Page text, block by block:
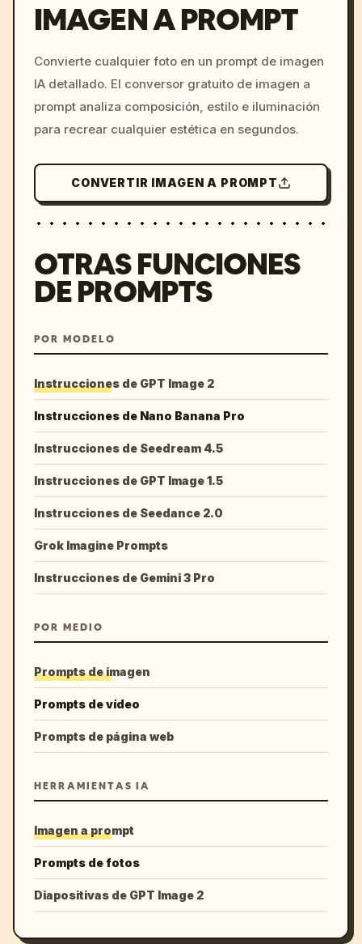
c, cyberpunk sunset, neon
colors, 8k --v 6.0
IMAGEN A PROMPT
Convierte cualquier foto en un prompt de imagen
IA detallado. El conversor gratuito de imagen a
prompt analiza composición, estilo e iluminación
para recrear cualquier estética en segundos.
CONVERTIR IMAGEN A PROMPT
OTRAS FUNCIONES
DE PROMPTS
POR MODELO
Instrucciones de GPT Image 2
Instrucciones de Nano Banana Pro
Instrucciones de Seedream 4.5
Instrucciones de GPT Image 1.5
Instrucciones de Seedance 2.0
Grok Imagine Prompts
Instrucciones de Gemini 3 Pro
POR MEDIO
Prompts de imagen
Prompts de vídeo
Prompts de página web
HERRAMIENTAS IA
Imagen a prompt
Prompts de fotos
Diapositivas de GPT Image 2